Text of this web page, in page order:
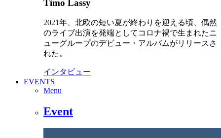
Timo Lassy
2021年、北欧の短い夏が終わりを迎える頃、偶然
のライブ出演を発端としてコロナ禍で生まれたニ
ューグループのデビュー・アルバムがリリースさ
れた。
インタビュー
EVENTS
Menu
Event